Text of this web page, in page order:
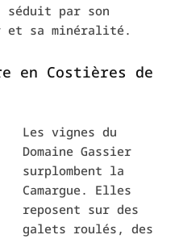
séduit par son
et sa minéralité.
en Costières de
Les vignes du
Domaine Gassier
surplombent la
Camargue. Elles
reposent sur des
galets roulés, des